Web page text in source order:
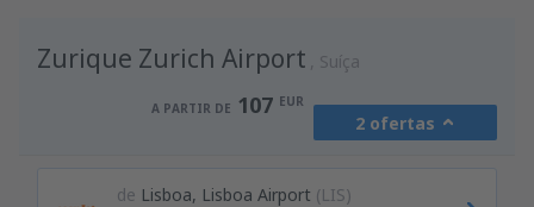
Zurique Zurich Airport Suíça
A PARTIR DE 107 EUR
2 ofertas
de Lisboa, Lisboa Airport (LIS)